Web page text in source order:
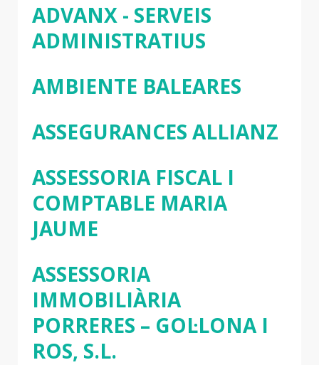
ADVANX - SERVEIS
ADMINISTRATIUS
AMBIENTE BALEARES
ASSEGURANCES ALLIANZ
ASSESSORIA FISCAL I
COMPTABLE MARIA
JAUME
ASSESSORIA
IMMOBILIÀRIA
PORRERES – GOL·LONA I
ROS, S.L.